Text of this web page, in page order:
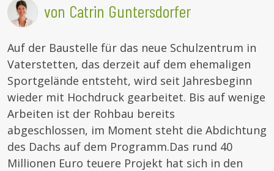
von Catrin Guntersdorfer
Auf der Baustelle für das neue Schulzentrum in
Vaterstetten, das derzeit auf dem ehemaligen
Sportgelände entsteht, wird seit Jahresbeginn
wieder mit Hochdruck gearbeitet. Bis auf wenige
Arbeiten ist der Rohbau bereits
abgeschlossen, im Moment steht die Abdichtung
des Dachs auf dem Programm.Das rund 40
Millionen Euro teuere Projekt hat sich in den